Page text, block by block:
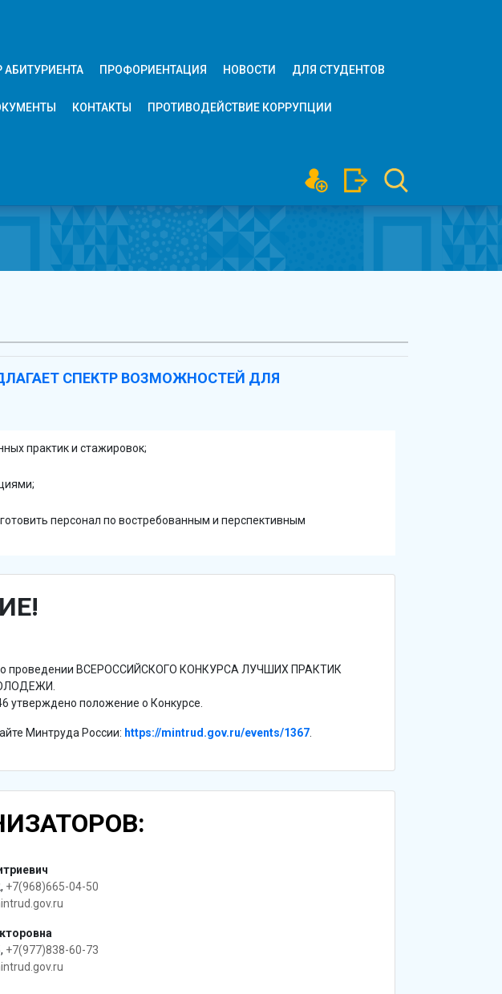
АБИТУРИЕНТА ПРОФОРИЕНТАЦИЯ НОВОСТИ ДЛЯ СТУДЕНТОВ
КОНТАКТЫ ПРОТИВОДЕЙСТВИЕ КОРРУПЦИИ
СПЕКТР ВОЗМОЖНОСТЕЙ ДЛЯ
практик и стажировок;
персонал по востребованным и перспективным
о проведении ВСЕРОССИЙСКОГО КОНКУРСА ЛУЧШИХ ПРАКТИК
утверждено положение о Конкурсе.
Минтруда России: https://mintrud.gov.ru/events/1367
+7(968)665-04-50
+7(977)838-60-73